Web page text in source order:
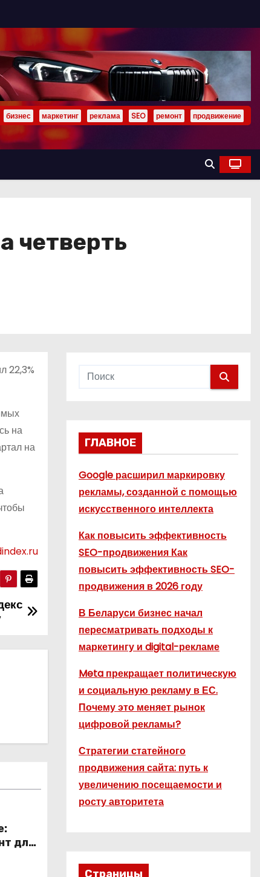
бизнес маркетинг реклама SEO ремонт продвижение
четверть
22,3%
на
на
для
ГЛАВНОЕ
Google расширил маркировку
рекламы, созданной с помощью
искусственного интеллекта
Как повысить эффективность
SEO-продвижения Как
повысить эффективность SEO-
продвижения в 2026 году
В Беларуси бизнес начал
пересматривать подходы к
маркетингу и digital-рекламе
Meta прекращает политическую
и социальную рекламу в ЕС.
Почему это меняет рынок
цифровой рекламы?
Стратегии статейного
продвижения сайта: путь к
увеличению посещаемости и
росту авторитета
Страницы